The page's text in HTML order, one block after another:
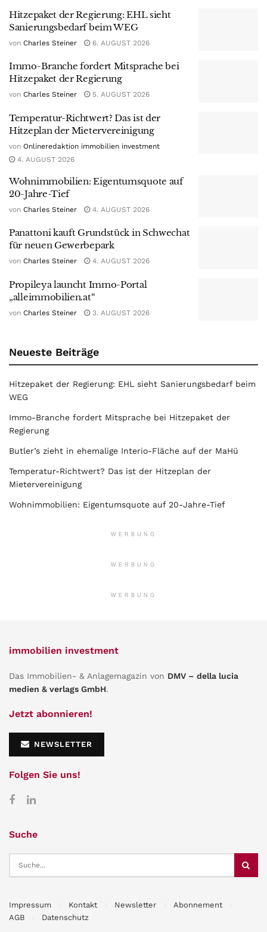
Hitzepaket der Regierung: EHL sieht
Sanierungsbedarf beim WEG
von Charles Steiner 6. AUGUST 2026
Immo-Branche fordert Mitsprache bei
Hitzepaket der Regierung
von Charles Steiner 5. AUGUST 2026
Temperatur-Richtwert? Das ist der
Hitzeplan der Mietervereinigung
von Onlineredaktion immobilien investment
4. AUGUST 2026
Wohnimmobilien: Eigentumsquote auf
20-Jahre-Tief
von Charles Steiner 4. AUGUST 2026
Panattoni kauft Grundstück in Schwechat
für neuen Gewerbepark
von Charles Steiner 4. AUGUST 2026
Propileya launcht Immo-Portal
„alleimmobilien.at“
von Charles Steiner 3. AUGUST 2026
Neueste Beiträge
Hitzepaket der Regierung: EHL sieht Sanierungsbedarf beim
WEG
Immo-Branche fordert Mitsprache bei Hitzepaket der
Regierung
Butler’s zieht in ehemalige Interio-Fläche auf der MaHü
Temperatur-Richtwert? Das ist der Hitzeplan der
Mietervereinigung
Wohnimmobilien: Eigentumsquote auf 20-Jahre-Tief
WERBUNG
WERBUNG
WERBUNG
immobilien investment
Das Immobilien- & Anlagemagazin von DMV – della lucia
medien & verlags GmbH.
Jetzt abonnieren!
NEWSLETTER
Folgen Sie uns!
Suche
Impressum Kontakt Newsletter
Abonnement
AGB
Datenschutz